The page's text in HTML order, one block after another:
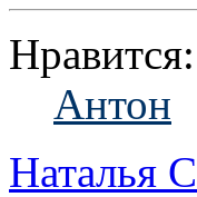
Нравится:
Антон
Наталья